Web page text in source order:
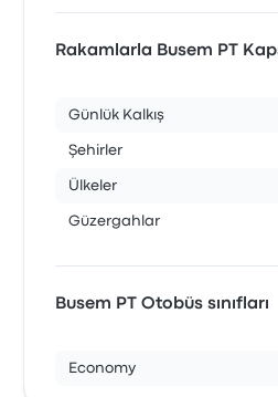
Rakamlarla Busem PT
Günlük Kalkış
Şehirler
Ülkeler
Güzergahlar
Busem PT Otobüs sınıfları
Economy